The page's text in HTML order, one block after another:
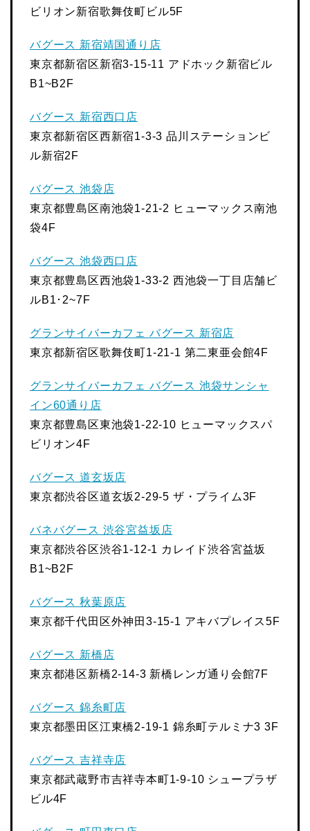
ビリオン新宿歌舞伎町ビル5F
バグース 新宿靖国通り店
東京都新宿区新宿3-15-11 アドホック新宿ビル
B1~B2F
バグース 新宿西口店
東京都新宿区西新宿1-3-3 品川ステーションビ
ル新宿2F
バグース 池袋店
東京都豊島区南池袋1-21-2 ヒューマックス南池
袋4F
バグース 池袋西口店
東京都豊島区西池袋1-33-2 西池袋一丁目店舗ビ
ルB1･2~7F
グランサイバーカフェ バグース 新宿店
東京都新宿区歌舞伎町1-21-1 第二東亜会館4F
グランサイバーカフェ バグース 池袋サンシャ
イン60通り店
東京都豊島区東池袋1-22-10 ヒューマックスパ
ビリオン4F
バグース 道玄坂店
東京都渋谷区道玄坂2-29-5 ザ・プライム3F
バネバグース 渋谷宮益坂店
東京都渋谷区渋谷1-12-1 カレイド渋谷宮益坂
B1~B2F
バグース 秋葉原店
東京都千代田区外神田3-15-1 アキバプレイス5F
バグース 新橋店
東京都港区新橋2-14-3 新橋レンガ通り会館7F
バグース 錦糸町店
東京都墨田区江東橋2-19-1 錦糸町テルミナ3 3F
バグース 吉祥寺店
東京都武蔵野市吉祥寺本町1-9-10 シュープラザ
ビル4F